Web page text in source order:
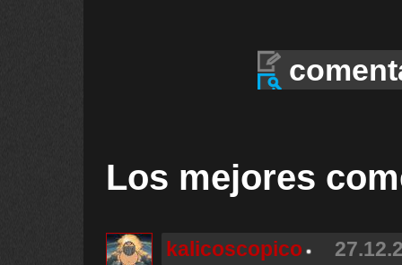
Los mejores
kalicoscopico